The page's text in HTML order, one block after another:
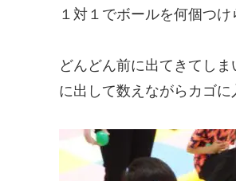
１対１でボールを何個つ
どんどん前に出てきてし
に出して数えながらカゴに